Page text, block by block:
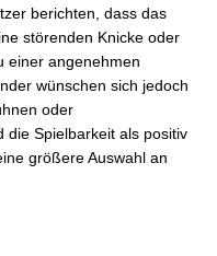
berichten, dass das
störenden Knicke oder
einer angenehmen
wünschen sich jedoch
oder
die Spielbarkeit als positiv
größere Auswahl an